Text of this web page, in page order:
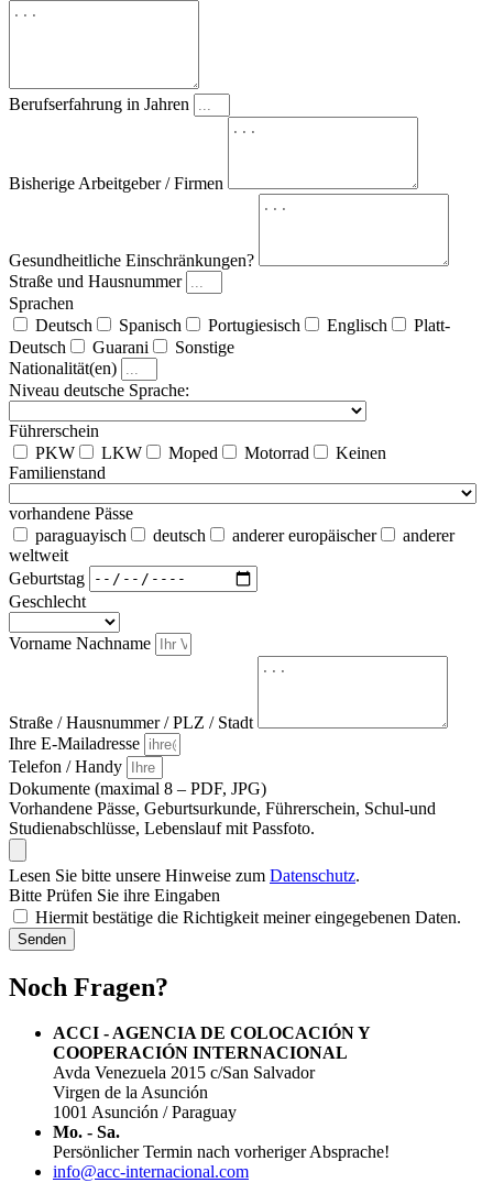
Berufserfahrung in Jahren
Bisherige Arbeitgeber / Firmen
Gesundheitliche Einschränkungen?
Straße und Hausnummer
Sprachen
Deutsch
Spanisch Portugiesisch Englisch
Platt-
Deutsch
Guarani
Sonstige
Nationalität(en)
Niveau deutsche Sprache:
Führerschein
PKW
LKW Moped Motorrad
Keinen
Familienstand
vorhandene Pässe
paraguayisch
deutsch anderer europäischer
anderer
weltweit
Geburtstag
Geschlecht
Vorname Nachname
Straße / Hausnummer / PLZ / Stadt
Ihre E-Mailadresse
Telefon / Handy
Dokumente (maximal 8 – PDF, JPG)
Vorhandene Pässe, Geburtsurkunde, Führerschein, Schul-und
Studienabschlüsse, Lebenslauf mit Passfoto.
Lesen Sie bitte unsere Hinweise zum Datenschutz.
Bitte Prüfen Sie ihre Eingaben
Hiermit bestätige die Richtigkeit meiner eingegebenen Daten.
Senden
Noch Fragen?
ACCI - AGENCIA DE COLOCACIÓN Y
COOPERACIÓN INTERNACIONAL
Avda Venezuela 2015 c/San Salvador
Virgen de la Asunción
1001 Asunción / Paraguay
Mo. - Sa.
Persönlicher Termin nach vorheriger Absprache!
info@acc-internacional.com